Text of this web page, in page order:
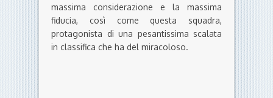
massima considerazione e la massima
fiducia, così come questa squadra,
protagonista di una pesantissima scalata
in classifica che ha del miracoloso.